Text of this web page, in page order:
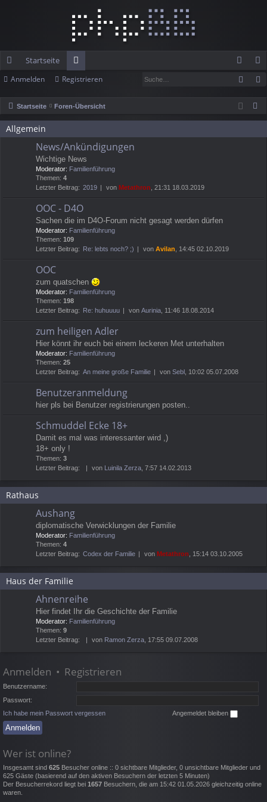
ch
ne
llz
ug
Startseite
or
n
m
el
de
eg
ist
rie
re
Anmelden Registrieren
Startseite Foren-Übersicht
Allgemein
News/Ankündigungen
Wichtige News
Moderator: Familienführung
Themen: 4
Letzter Beitrag: 2019 von Metathron , 21:31 18.03.2019
OOC - D4O
Sachen die im D4O-Forum nicht gesagt werden dürfen
Moderator: Familienführung
Themen: 109
Letzter Beitrag: Re: lebts noch? ;) von Avilan , 14:45 02.10.2019
OOC
zum quatschen
Moderator: Familienführung
Themen: 198
Letzter Beitrag: Re: huhuuuu von Aurinia , 11:46 18.08.2014
zum heiligen Adler
Hier könnt ihr euch bei einem leckeren Met unterhalten
Moderator: Familienführung
Themen: 25
Letzter Beitrag: An meine große Familie von Sebl , 10:02 05.07.2008
Benutzeranmeldung
hier pls bei Benutzer registrierungen posten..
Schmuddel Ecke 18+
Damit es mal was interessanter wird ,)
18+ only !
Themen: 3
Letzter Beitrag:
von Luinila Zerza , 7:57 14.02.2013
Rathaus
Aushang
diplomatische Verwicklungen der Familie
Moderator: Familienführung
Themen: 4
Letzter Beitrag: Codex der Familie von Metathron , 15:14 03.10.2005
Haus der Familie
Ahnenreihe
Hier findet Ihr die Geschichte der Familie
Moderator: Familienführung
Themen: 9
Letzter Beitrag:
von Ramon Zerza , 17:55 09.07.2008
Anmelden • Registrieren
Benutzername:
Passwort:
Ich habe mein Passwort vergessen
Angemeldet bleiben
Wer ist online?
Insgesamt sind 625 Besucher online :: 0 sichtbare Mitglieder, 0 unsichtbare Mitglieder und
625 Gäste (basierend auf den aktiven Besuchern der letzten 5 Minuten)
Der Besucherrekord liegt bei 1657 Besuchern, die am 15:42 01.05.2026 gleichzeitig online
waren.